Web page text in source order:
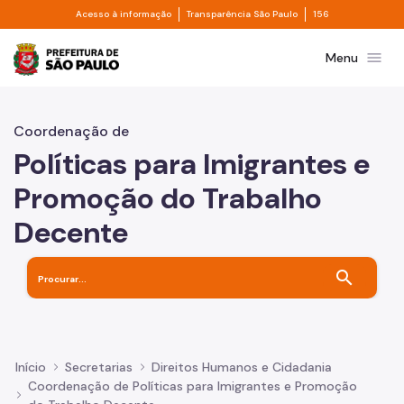
Pular para o Conteúdo principal
Acesso à informação Divisor de acesso à informação
Transparência São Paulo Divisor de
156
Prefeitura de São PauloMenu menu
Coordenação de
Políticas para Imigrantes e
Promoção do Trabalho
Decente
search
Início Secretarias
Direitos Humanos e Cidadania
Coordenação de Políticas para Imigrantes e Promoção